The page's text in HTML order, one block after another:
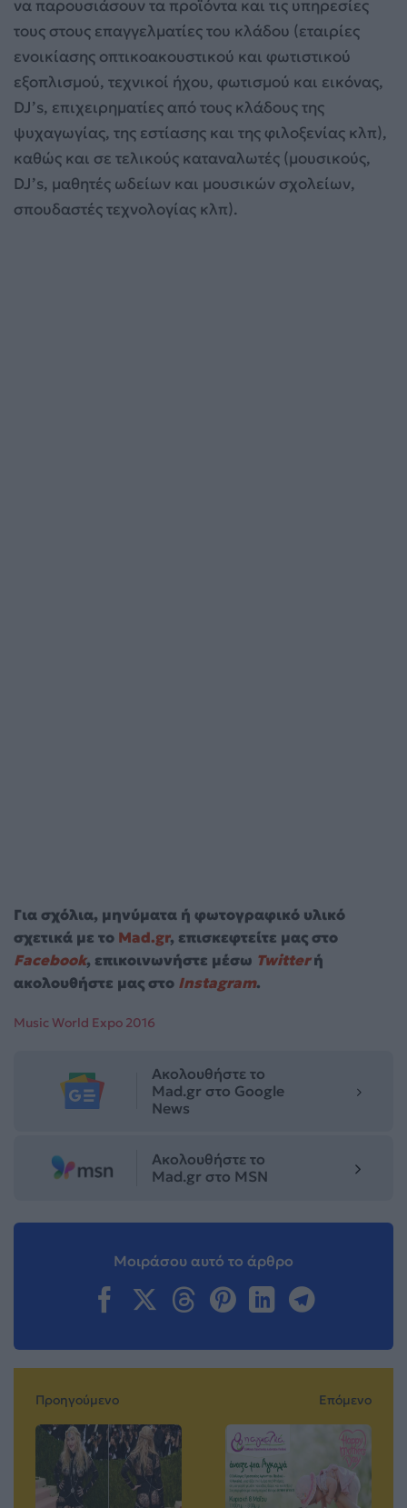
να παρουσιάσουν τα προϊόντα και τις υπηρεσίες
τους στους επαγγελματίες του κλάδου (εταιρίες
ενοικίασης οπτικοακουστικού και φωτιστικού
εξοπλισμού, τεχνικοί ήχου, φωτισμού και εικόνας,
DJ’s, επιχειρηματίες από τους κλάδους της
ψυχαγωγίας, της εστίασης και της φιλοξενίας κλπ),
καθώς και σε τελικούς καταναλωτές (μουσικούς,
DJ’s, μαθητές ωδείων και μουσικών σχολείων,
σπουδαστές τεχνολογίας κλπ).
Για σχόλια, μηνύματα ή φωτογραφικό υλικό
σχετικά με το Mad.gr, επισκεφτείτε μας στο
Facebook, επικοινωνήστε μέσω Twitterή
ακολουθήστε μας στο Instagram.
Music World Expo 2016
Ακολουθήστε το
Mad.gr στο Google
News
Ακολουθήστε το
Mad.gr στο MSN
Μοιράσου αυτό το άρθρο
Προηγούμενο Επόμενο